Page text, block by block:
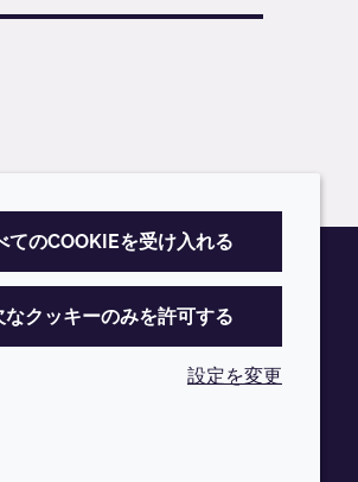
てのCOOKIEを受け入れる
なクッキーのみを許可する
設定を変更